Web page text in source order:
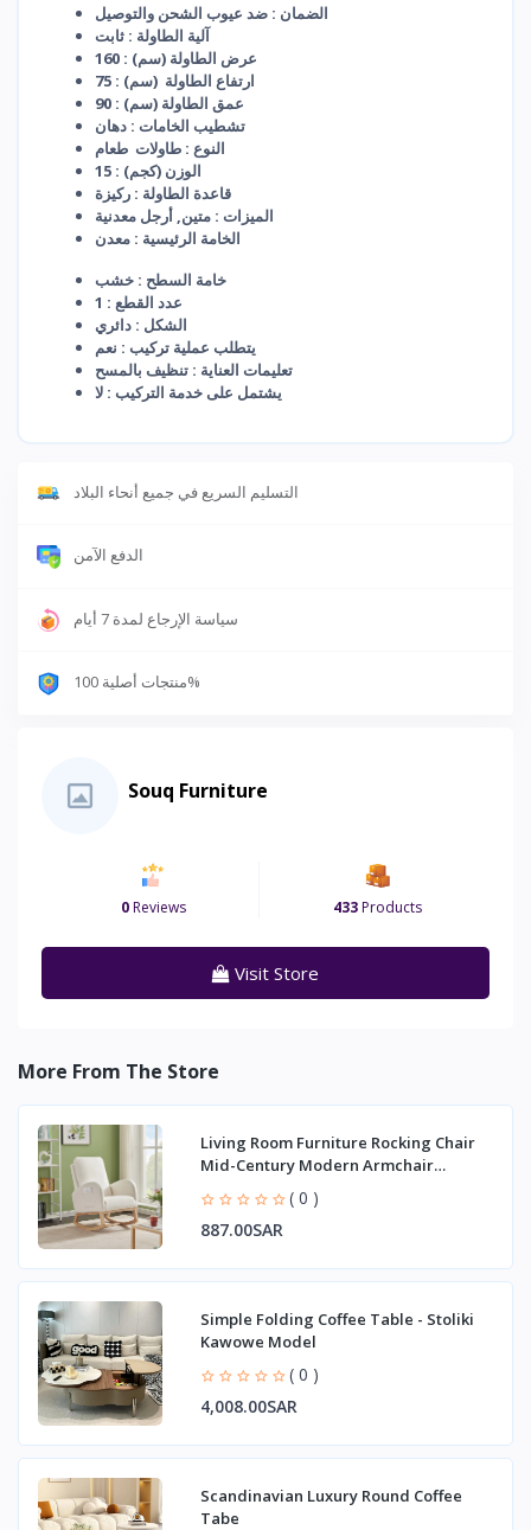
الضمان : ضد عيوب الشحن والتوصيل
آلية الطاولة : ثابت
عرض الطاولة (سم) : 160
ارتفاع الطاولة (سم) : 75
عمق الطاولة (سم) : 90
تشطيب الخامات : دهان
النوع : طاولات طعام
الوزن (كجم) : 15
قاعدة الطاولة : ركيزة
الميزات : متين, أرجل معدنية
الخامة الرئيسية : معدن
خامة السطح : خشب
الشكل : دائري
يتطلب عملية تركيب : نعم
تعليمات العناية : تنظيف بالمسح
يشتمل على خدمة التركيب : لا
التسليم السريع في جميع أنحاء البلاد
الدفع الآمن
سياسة الإرجاع لمدة 7 أيام
منتجات أصلية 100%
Souq Furniture
0Reviews 433Products
Visit Store
More From The Store
Living Room Furniture Rocking Chair
Mid-Century Modern Armchair
Upholstered Tall
( 0 )
887.00SAR
Simple Folding Coffee Table - Stoliki
Kawowe Model
( 0 )
4,008.00SAR
Scandinavian Luxury Round Coffee
Tabe